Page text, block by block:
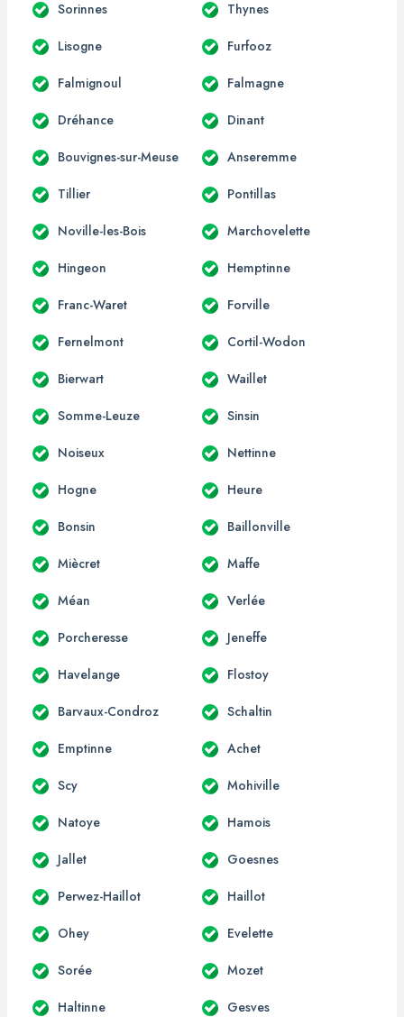
Sorinnes Thynes
Lisogne Furfooz
Falmignoul Falmagne
Dréhance Dinant
Bouvignes-sur-Meuse Anseremme
Tillier Pontillas
Noville-les-Bois Marchovelette
Hingeon Hemptinne
Franc-Waret Forville
Fernelmont Cortil-Wodon
Bierwart Waillet
Somme-Leuze Sinsin
Noiseux Nettinne
Hogne Heure
Bonsin Baillonville
Miècret Maffe
Méan Verlée
Porcheresse Jeneffe
Havelange Flostoy
Barvaux-Condroz Schaltin
Emptinne Achet
Scy Mohiville
Natoye Hamois
Jallet Goesnes
Perwez-Haillot Haillot
Ohey Evelette
Sorée Mozet
Haltinne Gesves